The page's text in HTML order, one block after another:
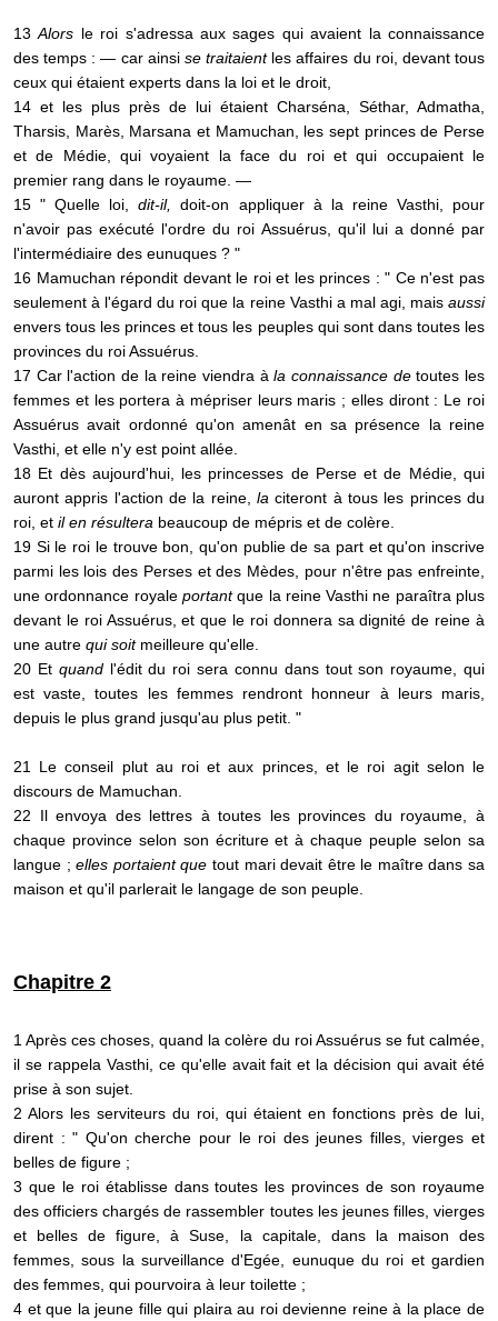
13Alors le roi s'adressa aux sages qui avaient la connaissance
des temps : — car ainsi se traitaientles affaires du roi, devant tous
ceux qui étaient experts dans la loi et le droit,
14 et les plus près de lui étaient Charséna, Séthar, Admatha,
Tharsis, Marès, Marsana et Mamuchan, les sept princes de Perse
et de Médie, qui voyaient la face du roi et qui occupaient le
premier rang dans le royaume. —
15 " Quelle loi,dit-il,
doit-on appliquer à la reine Vasthi, pour
n'avoir pas exécuté l'ordre du roi Assuérus, qu'il lui a donné par
l'intermédiaire des eunuques ? "
16 Mamuchan répondit devant le roi et les princes : " Ce n'est pas
seulement à l'égard du roi que la reine Vasthi a mal agi, mais aussi
envers tous les princes et tous les peuples qui sont dans toutes les
provinces du roi Assuérus.
17 Car l'action de la reine viendra àla connaissance detoutes les
femmes et les portera à mépriser leurs maris ; elles diront : Le roi
Assuérus avait ordonné qu'on amenât en sa présence la reine
Vasthi, et elle n'y est point allée.
18 Et dès aujourd'hui, les princesses de Perse et de Médie, qui
auront appris l'action de la reine, la citeront à tous les princes du
roi, et il en résultera beaucoup de mépris et de colère.
19 Si le roi le trouve bon, qu'on publie de sa part et qu'on inscrive
parmi les lois des Perses et des Mèdes, pour n'être pas enfreinte,
une ordonnance royale portantque la reine Vasthi ne paraîtra plus
devant le roi Assuérus, et que le roi donnera sa dignité de reine à
une autre qui soitmeilleure qu'elle.
20 Et quandl'édit du roi sera connu dans tout son royaume, qui
est vaste, toutes les femmes rendront honneur à leurs maris,
depuis le plus grand jusqu'au plus petit. "
21 Le conseil plut au roi et aux princes, et le roi agit selon le
discours de Mamuchan.
22 Il envoya des lettres à toutes les provinces du royaume, à
chaque province selon son écriture et à chaque peuple selon sa
langue ;elles portaient que tout mari devait être le maître dans sa
maison et qu'il parlerait le langage de son peuple.
Chapitre 2
1 Après ces choses, quand la colère du roi Assuérus se fut calmée,
il se rappela Vasthi, ce qu'elle avait fait et la décision qui avait été
prise à son sujet.
2 Alors les serviteurs du roi, qui étaient en fonctions près de lui,
dirent : " Qu'on cherche pour le roi des jeunes filles, vierges et
belles de figure ;
3 que le roi établisse dans toutes les provinces de son royaume
des officiers chargés de rassembler toutes les jeunes filles, vierges
et belles de figure, à Suse, la capitale, dans la maison des
femmes, sous la surveillance d'Egée, eunuque du roi et gardien
des femmes, qui pourvoira à leur toilette ;
4 et que la jeune fille qui plaira au roi devienne reine à la place de